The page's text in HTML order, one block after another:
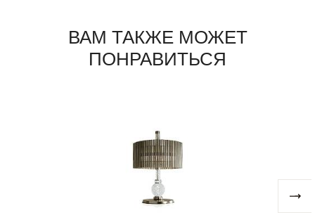
ВАМ ТАКЖЕ МОЖЕТ
ПОНРАВИТЬСЯ